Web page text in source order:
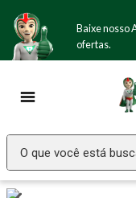
Baixe nosso
ofertas.
O que você está